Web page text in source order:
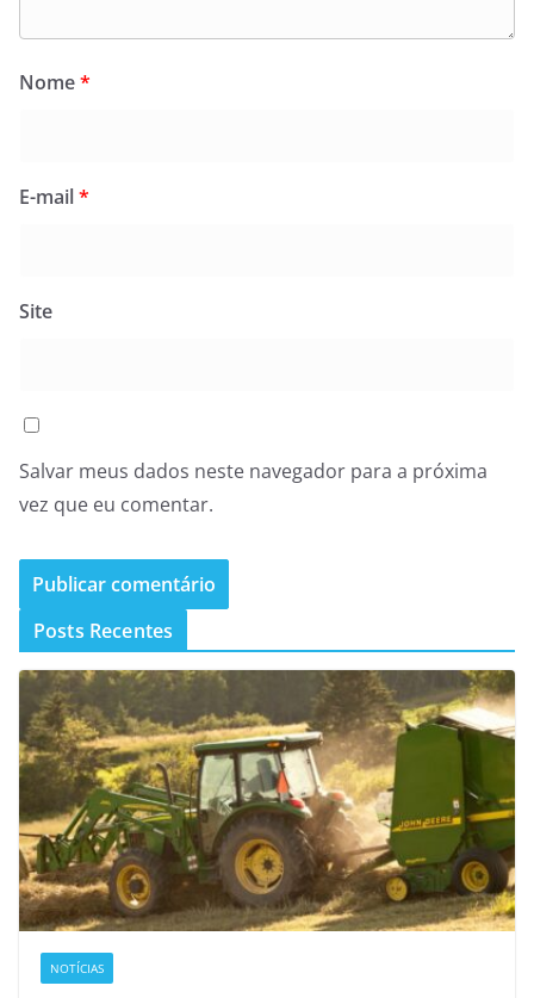
Nome*
E-mail*
Site
Salvar meus dados neste navegador para a próxima
vez que eu comentar.
Posts Recentes
NOTÍCIAS